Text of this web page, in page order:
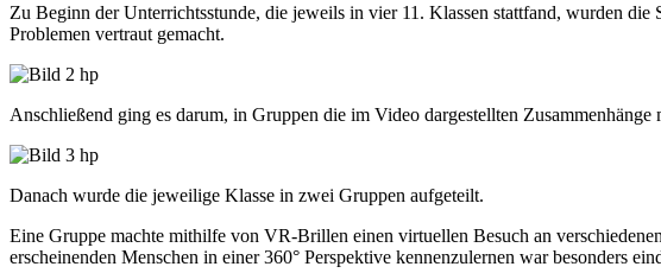
Zu Beginn der Unterrichtsstunde, die jeweils in vier 11. Klassen stattfand, wurden die
Problemen vertraut gemacht.
Anschließend ging es darum, in Gruppen die im Video dargestellten
Danach wurde die jeweilige Klasse in zwei Gruppen aufgeteilt.
Eine Gruppe machte mithilfe von VR-Brillen einen virtuellen Besuch an
erscheinenden Menschen in einer 360° Perspektive kennenzulernen war besonders